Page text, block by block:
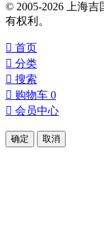
© 2005-2026 上海
有权利。
 首页
 分类
 搜索
 购物车 0
 会员中心
确定 取消